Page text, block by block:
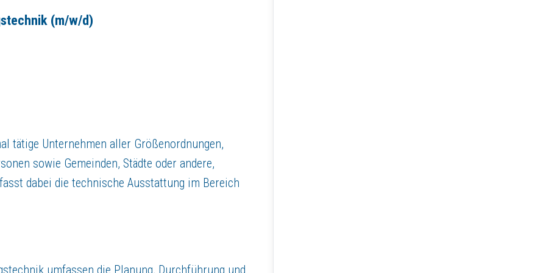
Vergütung und eine gute Work-Life-Balance!
an, die deinem Interessenfeld und deiner Qualifikation gerecht wird!
und zwei Auszubildende als feste Mitarbeiter, sowie ca. 20 projektbezogene freie Mitarbeiter.
(m/w/d)
tätige Unternehmen aller Größenordnungen,
sowie Gemeinden, Städte oder andere,
dabei die technische Ausstattung im Bereich
umfassen die Planung, Durchführung und